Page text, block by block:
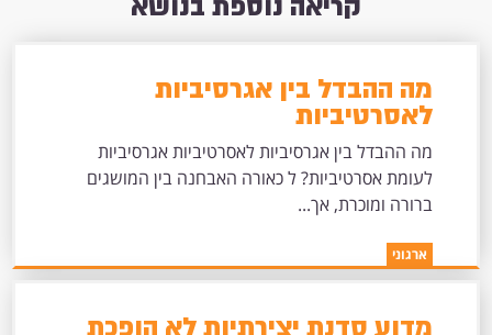
מה ההבדל בין אגרסיביות
לאסרטיביות
מה ההבדל בין אגרסיביות לאסרטיביות אגרסיביות
לעומת אסרטיביות? ל כאורה האבחנה בין המושגים
ברורה ומוכרת, אך...
ארגוני
מדוע סדנת יצירתיות לא הופכת